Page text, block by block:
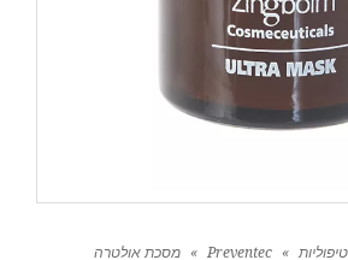
»
Preventec
» מסכת אולטרה